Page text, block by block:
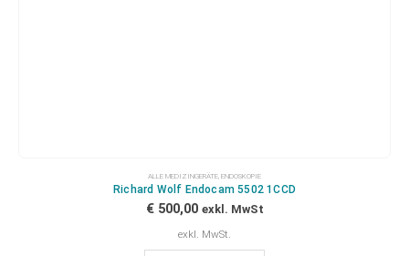
ALLE MEDIZINGERÄTE, ENDOSKOPIE
Richard Wolf Endocam 5502 1CCD
€500,00 exkl. MwSt
exkl. MwSt.